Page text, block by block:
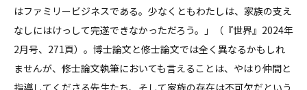
はファミリービジネスである。少なくともわたしは、家族の支え
なしにはけっして完遂できなかっただろう。」（『世界』2024年
2月号、271頁）。博士論文と修士論文では全く異なるかもしれ
ませんが、修士論文執筆においても言えることは、やはり仲間と